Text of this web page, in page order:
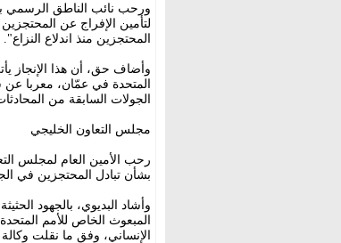
ورحب نائب الناطق الرسمي
لتأمين الإفراج عن المحتجزين
المحتجزين منذ اندلاع النزاع".
المتحدة في عمّان، معربا عن
الجولات السابقة من
مجلس التعاون الخليجي
رحب الأمين العام لمجلس
بشأن تبادل المحتجزين في
وأشاد البديوي، بالجهود
المبعوث الخاص للأمم
الإنساني، وفق ما نقلت وكالة